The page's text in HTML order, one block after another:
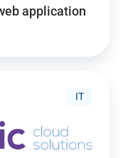
application
IT